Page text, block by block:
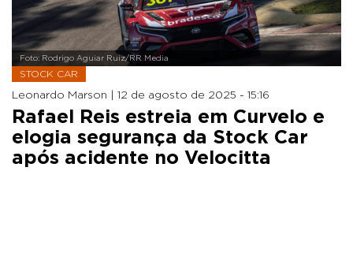
Foto: Rodrigo Aguiar Ruiz/RR Media
STOCK CAR
Leonardo Marson | 12 de agosto de 2025 - 15:16
Rafael Reis estreia em Curvelo e
elogia segurança da Stock Car
após acidente no Velocitta